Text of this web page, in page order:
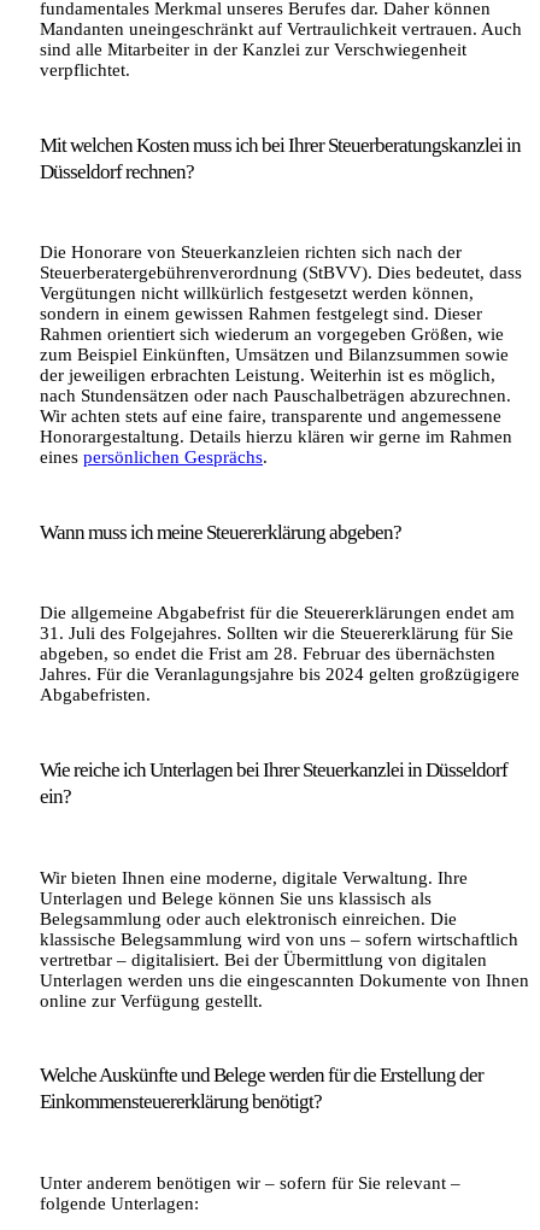
fundamentales Merkmal unseres Berufes dar. Daher können
Mandanten uneingeschränkt auf Vertraulichkeit vertrauen. Auch
sind alle Mitarbeiter in der Kanzlei zur Verschwiegenheit
verpflichtet.
Mit welchen Kosten muss ich bei Ihrer Steuerberatungskanzlei in
Düsseldorf rechnen?
Die Honorare von Steuerkanzleien richten sich nach der
Steuerberatergebührenverordnung (StBVV). Dies bedeutet, dass
Vergütungen nicht willkürlich festgesetzt werden können,
sondern in einem gewissen Rahmen festgelegt sind. Dieser
Rahmen orientiert sich wiederum an vorgegeben Größen, wie
zum Beispiel Einkünften, Umsätzen und Bilanzsummen sowie
der jeweiligen erbrachten Leistung. Weiterhin ist es möglich,
nach Stundensätzen oder nach Pauschalbeträgen abzurechnen.
Wir achten stets auf eine faire, transparente und angemessene
Honorargestaltung. Details hierzu klären wir gerne im Rahmen
eines persönlichen Gesprächs.
Wann muss ich meine Steuererklärung abgeben?
Die allgemeine Abgabefrist für die Steuererklärungen endet am
31. Juli des Folgejahres. Sollten wir die Steuererklärung für Sie
abgeben, so endet die Frist am 28. Februar des übernächsten
Jahres. Für die Veranlagungsjahre bis 2024 gelten großzügigere
Abgabefristen.
Wie reiche ich Unterlagen bei Ihrer Steuerkanzlei in Düsseldorf
ein?
Wir bieten Ihnen eine moderne, digitale Verwaltung. Ihre
Unterlagen und Belege können Sie uns klassisch als
Belegsammlung oder auch elektronisch einreichen. Die
klassische Belegsammlung wird von uns – sofern wirtschaftlich
vertretbar – digitalisiert. Bei der Übermittlung von digitalen
Unterlagen werden uns die eingescannten Dokumente von Ihnen
online zur Verfügung gestellt.
Welche Auskünfte und Belege werden für die Erstellung der
Einkommensteuererklärung benötigt?
Unter anderem benötigen wir – sofern für Sie relevant –
folgende Unterlagen: